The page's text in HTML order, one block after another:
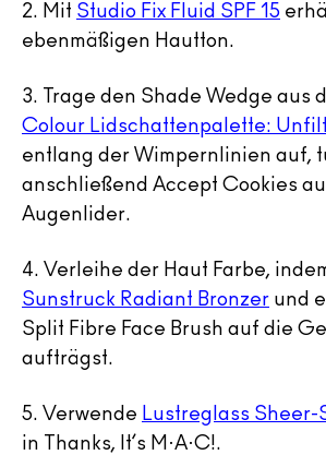
2. Mit Studio Fix Fluid SPF 15
ebenmäßigen Hautton.
3. Trage den Shade Wedge aus
Colour Lidschattenpalette:
entlang der Wimpernlinien auf,
anschließend Accept Cookies
Augenlider.
4. Verleihe der Haut Farbe,
Sunstruck Radiant Bronzer und
Split Fibre Face Brush auf die
aufträgst.
5. Verwende Lustreglass Sheer-
in Thanks, It’s M·A·C!.